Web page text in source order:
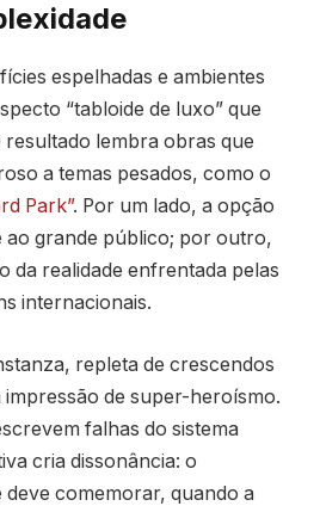
espelhadas e ambientes
“tabloide de luxo” que
resultado lembra obras que
a temas pesados, como o
Park”. Por um lado, a opção
ao grande público; por outro,
da realidade enfrentada pelas
internacionais.
repleta de crescendos
de super-heroísmo.
falhas do sistema
cria dissonância: o
comemorar, quando a